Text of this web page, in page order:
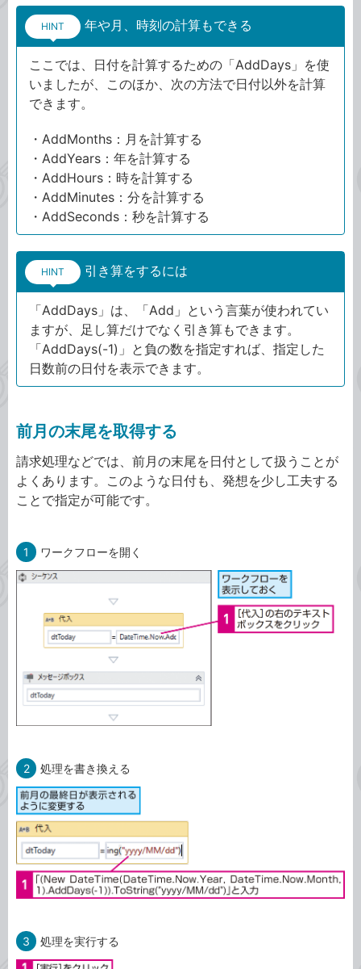
HINT 年や月、時刻の計算もできる
ここでは、日付を計算するための「AddDays」を使
いましたが、このほか、次の方法で日付以外を計算
できます。
・AddMonths：月を計算する
・AddYears：年を計算する
・AddHours：時を計算する
・AddMinutes：分を計算する
・AddSeconds：秒を計算する
HINT 引き算をするには
「AddDays」は、「Add」という言葉が使われてい
ますが、足し算だけでなく引き算もできます。
「AddDays(-1)」と負の数を指定すれば、指定した
日数前の日付を表示できます。
前月の末尾を取得する
請求処理などでは、前月の末尾を日付として扱うことが
よくあります。このような日付も、発想を少し工夫する
ことで指定が可能です。
1 ワークフローを開く
2 処理を書き換える
3 処理を実行する